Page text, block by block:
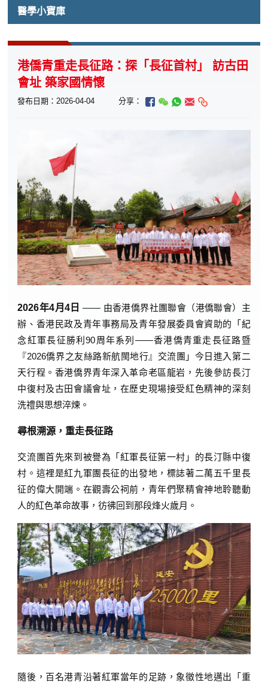
醫學小寶庫
港僑青重走長征路：探「長征首村」 訪古田
會址 築家國情懷
發布日期：2026-04-04 分享：
2026年4月4日 —— 由香港僑界社團聯會（港僑聯會）主
辦、香港民政及青年事務局及青年發展委員會資助的「紀
念紅軍長征勝利90周年系列——香港僑青重走長征路暨
『2026僑界之友絲路新航閩地行』交流團」今日進入第二
天行程。香港僑界青年深入革命老區龍岩，先後參訪長汀
中復村及古田會議會址，在歷史現場接受紅色精神的深刻
洗禮與思想淬煉。
尋根溯源，重走長征路
交流團首先來到被譽為「紅軍長征第一村」的長汀縣中復
村。這裡是紅九軍團長征的出發地，標誌著二萬五千里長
征的偉大開端。在觀壽公祠前，青年們聚精會神地聆聽動
人的紅色革命故事，彷彿回到那段烽火歲月。
隨後，百名港青沿著紅軍當年的足跡，象徵性地邁出「重